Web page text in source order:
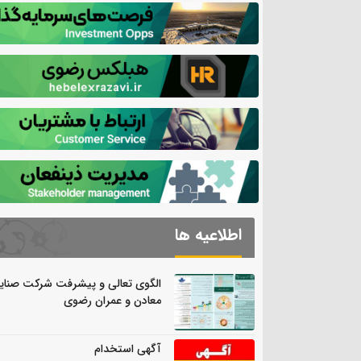
اطلاعیه ها
الگوی تعالی و پیشرفت شرکت
معادن و عمران رضوی
آگهی استخدام